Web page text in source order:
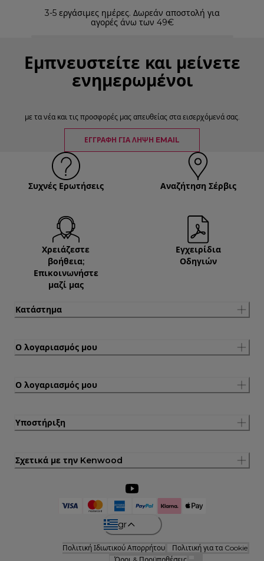
3-5 εργάσιμες ημέρες. Δωρεάν αποστολή για
αγορές άνω των 49€
Εμπνευστείτε και μείνετε
ενημερωμένοι
με τα νέα και τις προσφορές μας απευθείας στα εισερχόμενά σας.
ΕΓΓΡΑΦΉ ΓΙΑ ΛΉΨΗ EMAIL
Συχνές Ερωτήσεις Αναζήτηση Σέρβις
Χρειάζεστε
βοήθεια;
Επικοινωνήστε
μαζί μας
Εγχειρίδια
Οδηγιών
Κατάστημα
Ο λογαριασμός μου
Ο λογαριασμός μου
Υποστήριξη
Σχετικά με την Kenwood
gr
Πολιτική Ιδιωτικού Απορρήτου
Πολιτική για τα Cookie